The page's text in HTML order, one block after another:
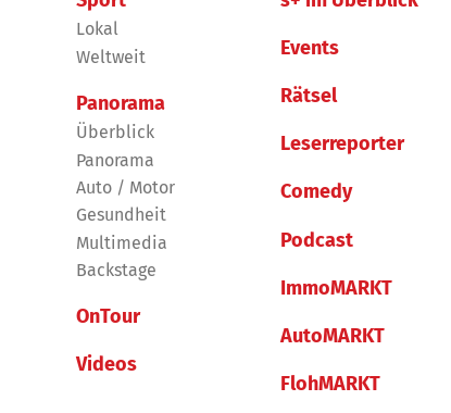
Lokal
Weltweit
Panorama
Überblick
Panorama
Auto / Motor
Gesundheit
Multimedia
Backstage
OnTour
Videos
Events
Rätsel
Leserreporter
Comedy
Podcast
ImmoMARKT
AutoMARKT
FlohMARKT